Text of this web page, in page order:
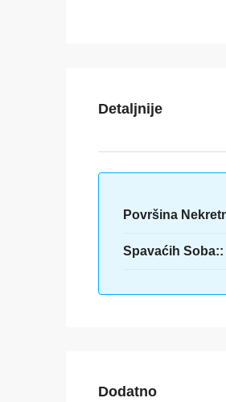
Detaljnije
Površina
Spavaćih Soba::
Dodatno